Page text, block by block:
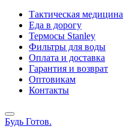
Тактическая медицина
Еда в дорогу
Термосы Stanley
Фильтры для воды
Оплата и доставка
Гарантия и возврат
Оптовикам
Контакты
Будь Готов.